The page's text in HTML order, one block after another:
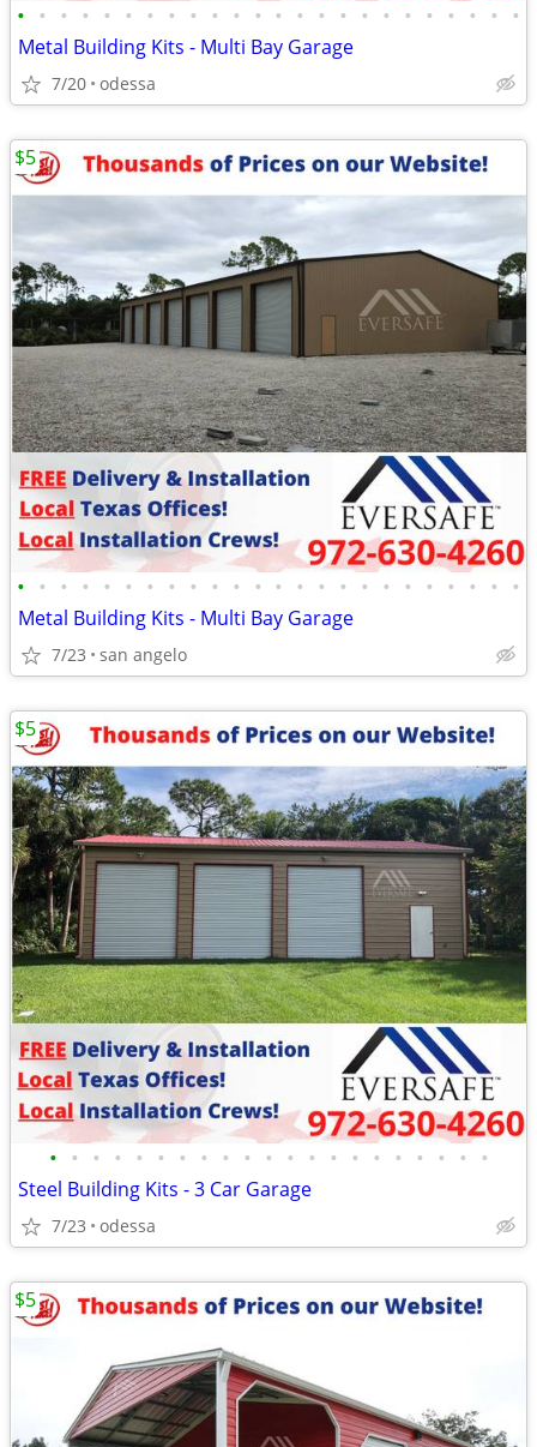
• • • • • • • • • • • • • • • • • • • • • • • •
Metal Building Kits - Multi Bay Garage
7/20 odessa
• • • • • • • • • • • • • • • • • • • • • • • •
Metal Building Kits - Multi Bay Garage
7/23 san angelo
$5
• • • • • • • • • • • • • • • • • • • • •
Steel Building Kits - 3 Car Garage
7/23 odessa
$5
$5